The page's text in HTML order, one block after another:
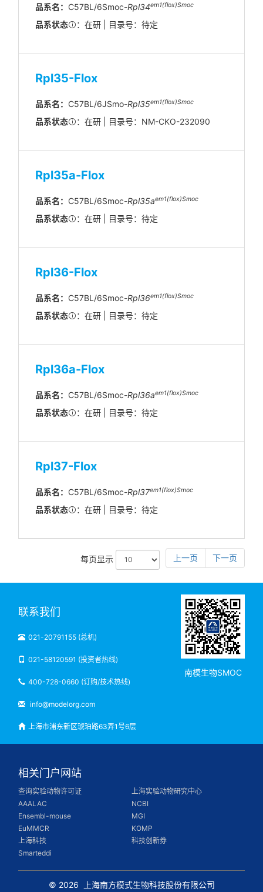
品系名： C57BL/6Smoc-Rpl34em1(flox)Smoc
品系状态 ：在研 | 目录号：待定
Rpl35-Flox
品系名： C57BL/6JSmo-Rpl35em1(flox)Smoc
品系状态 ：在研 | 目录号：NM-CKO-232090
Rpl35a-Flox
品系名： C57BL/6Smoc-Rpl35aem1(flox)Smoc
品系状态 ：在研 | 目录号：待定
Rpl36-Flox
品系名： C57BL/6Smoc-Rpl36em1(flox)Smoc
品系状态 ：在研 | 目录号：待定
Rpl36a-Flox
品系名： C57BL/6Smoc-Rpl36aem1(flox)Smoc
品系状态 ：在研 | 目录号：待定
Rpl37-Flox
品系名： C57BL/6Smoc-Rpl37em1(flox)Smoc
品系状态 ：在研 | 目录号：待定
每页显示 上一页 下一页
联系我们
021-20791155 (总机)
021-58120591 (投资者热线)
400-728-0660 (订购/技术热线)
info@modelorg.com
上海市浦东新区琥珀路63弄1号6层
南模生物SMOC
相关门户网站
查询实验动物许可证
上海实验动物研究中心
AAALAC
NCBI
Ensembl-mouse
MGI
EuMMCR
KOMP
上海科技
科技创新券
Smarteddi
© 2026 上海南方模式生物科技股份有限公司